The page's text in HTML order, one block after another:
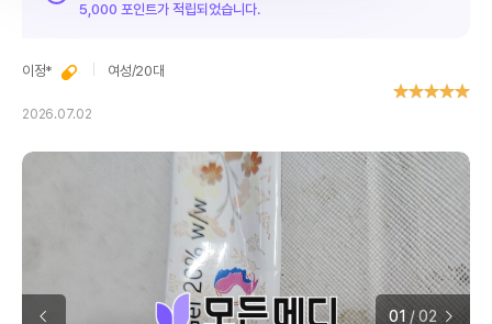
5,000 포인트가 적립되었습니다.
이정* 여성/20대
2026.07.02
01 /02